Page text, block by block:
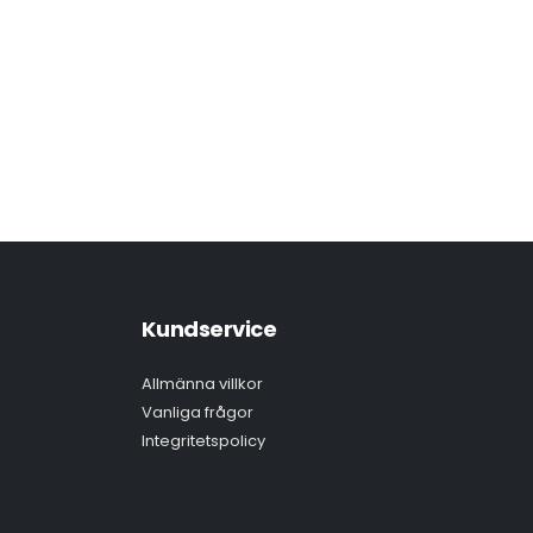
Kundservice
Allmänna villkor
Vanliga frågor
Integritetspolicy